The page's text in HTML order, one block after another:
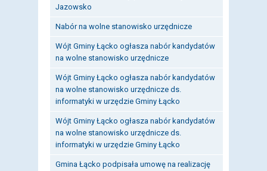
Jazowsko
Nabór na wolne stanowisko urzędnicze
Wójt Gminy Łącko ogłasza nabór kandydatów
na wolne stanowisko urzędnicze
Wójt Gminy Łącko ogłasza nabór kandydatów
na wolne stanowisko urzędnicze ds.
informatyki w urzędzie Gminy Łącko
Wójt Gminy Łącko ogłasza nabór kandydatów
na wolne stanowisko urzędnicze ds.
informatyki w urzędzie Gminy Łącko
Gmina Łącko podpisała umowę na realizację